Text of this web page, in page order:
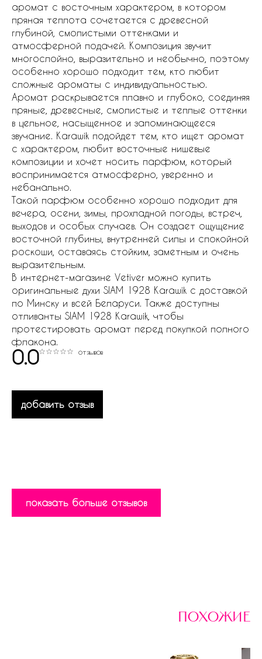
аромат с восточным характером, в котором
пряная теплота сочетается с древесной
глубиной, смолистыми оттенками и
атмосферной подачей. Композиция звучит
многослойно, выразительно и необычно, поэтому
особенно хорошо подходит тем, кто любит
сложные ароматы с индивидуальностью.
Аромат раскрывается плавно и глубоко, соединяя
пряные, древесные, смолистые и теплые оттенки
в цельное, насыщенное и запоминающееся
звучание. Karawik подойдет тем, кто ищет аромат
с характером, любит восточные нишевые
композиции и хочет носить парфюм, который
воспринимается атмосферно, уверенно и
небанально.
Такой парфюм особенно хорошо подходит для
вечера, осени, зимы, прохладной погоды, встреч,
выходов и особых случаев. Он создает ощущение
восточной глубины, внутренней силы и спокойной
роскоши, оставаясь стойким, заметным и очень
выразительным.
В интернет-магазине Vetiver можно купить
оригинальные духи SIAM 1928 Karawik с доставкой
по Минску и всей Беларуси. Также доступны
отливанты SIAM 1928 Karawik, чтобы
протестировать аромат перед покупкой полного
флакона.
0.0 отзывов
добавить отзыв
показать больше отзывов
похожие